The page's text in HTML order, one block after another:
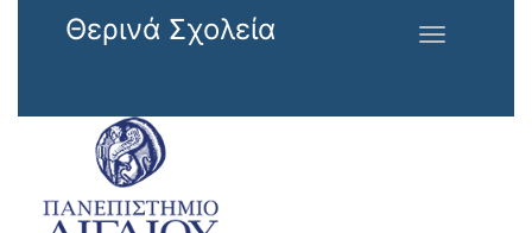
Παράκαμψη προς το κυρίως περιεχόμενο
Θερινά Σχολεία
Toggle